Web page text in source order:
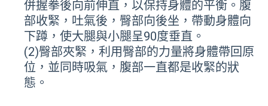
併握拳後向前伸直，以保持身體的平衡。腹
部收緊，吐氣後，臀部向後坐，帶動身體向
下蹲，使大腿與小腿呈90度垂直。
(2)臀部夾緊，利用臀部的力量將身體帶回原
位，並同時吸氣，腹部一直都是收緊的狀
態。